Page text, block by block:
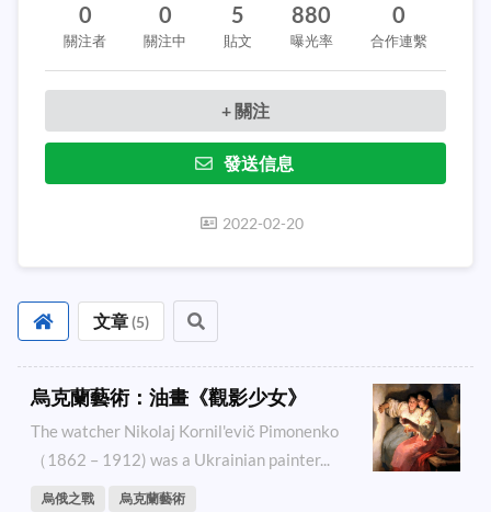
0
關注者
0
關注中
5
貼文
880
曝光率
0
合作連繫
+ 關注
發送信息
2022-02-20
文章(5)
烏克蘭藝術：油畫《觀影少女》
The watcher Nikolaj Kornil'evič Pimonenko
（1862 – 1912) was a Ukrainian painter...
烏俄之戰 烏克蘭藝術